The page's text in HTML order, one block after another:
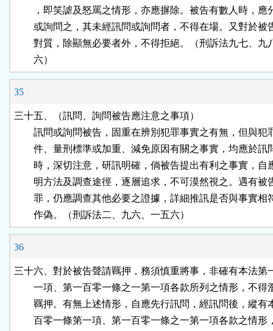
，即笑謔及怒罵之情形，亦應摒除。被告有數人時，應
或詢問之，其未經訊問或詢問者，不得在場。又對於被
對質，除顯無必要者外，不得拒絕。（刑訴法九七、九
        六）
35
三十五、（訊問、詢問被告應注意之事項）
訊問或詢問被告，固重在辨別犯罪事實之有無，但與犯
件、量刑標準或加重、減免原因有關之事實，均應於訊
時，深切注意，研訊明確，倘被告提出有利之事實，自
明方法及調查途徑，逐層追求，不可漠然視之。遇有被
罪，仍應調查其他必要之證據，詳細推訊是否與事實相
        作偽。（刑訴法二、九六、一五六）
36
三十六、對於被告聲請羈押，務須慎重將事，非確有本法第
一項、第一百零一條之一第一項各款所列之情形，不得
羈押。有無上述情形，自應先行訊問，經訊問後，縱有
百零一條第一項、第一百零一條之一第一項各款之情形